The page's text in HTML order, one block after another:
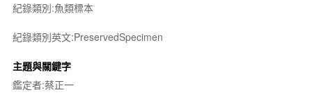
紀錄類別:魚類標本
紀錄類別英文:PreservedSpecimen
主題與關鍵字
鑑定者:蔡正一